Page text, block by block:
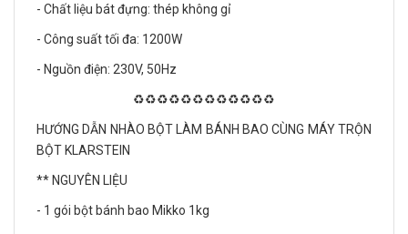
- Chất liệu bát đựng: thép không gỉ
- Công suất tối đa: 1200W
- Nguồn điện: 230V, 50Hz
♻️♻️♻️♻️♻️♻️♻️♻️♻️♻️♻️♻️
HƯỚNG DẪN NHÀO BỘT LÀM BÁNH BAO CÙNG MÁY TRỘN
BỘT KLARSTEIN
** NGUYÊN LIỆU
- 1 gói bột bánh bao Mikko 1kg